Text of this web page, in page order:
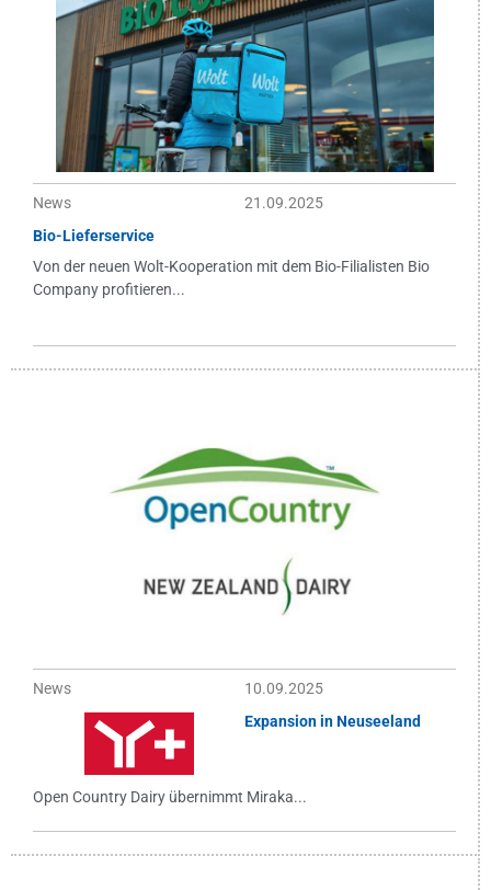
News
21.09.2025
Bio-Lieferservice
Von der neuen Wolt-Kooperation mit dem Bio-Filialisten Bio
Company profitieren...
News
10.09.2025
Expansion in Neuseeland
Open Country Dairy übernimmt Miraka...